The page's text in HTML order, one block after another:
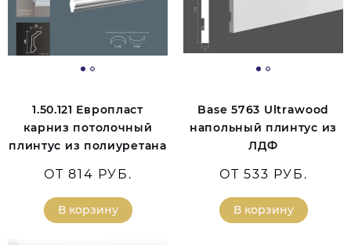
1.50.121 Европласт
карниз потолочный
плинтус из полиуретана
ОТ 814 РУБ.
В корзину
Base 5763 Ultrawood
напольный плинтус из
ЛДФ
ОТ 533 РУБ.
В корзину